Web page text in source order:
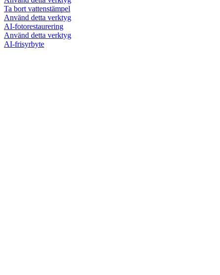
Ta bort vattenstämpel
Använd detta verktyg
AI-fotorestaurering
Använd detta verktyg
AI-frisyrbyte